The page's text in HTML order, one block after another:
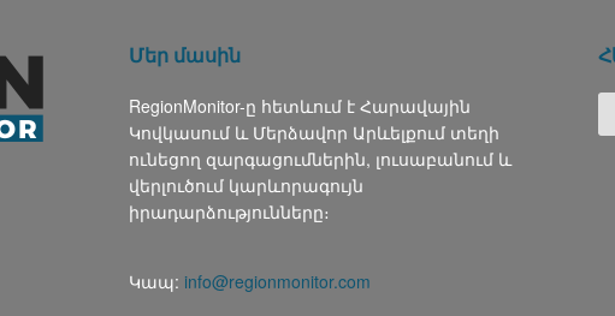
Մեր մասին
RegionMonitor-ը հետևում է Հարավային
Կովկասում և Մերձավոր Արևելքում տեղի
ունեցող զարգացումներին, լուսաբանում և
վերլուծում կարևորագույն
իրադարձությունները։
Կապ: info@regionmonitor.com